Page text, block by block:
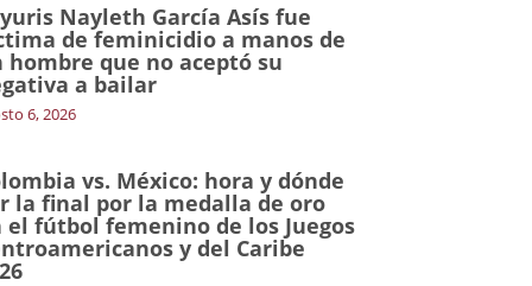
Nayleth García Asís fue
de feminicidio a manos de
hombre que no aceptó su
a bailar
6, 2026
vs. México: hora y dónde
la final por la medalla de oro
el fútbol femenino de los Juegos
y del Caribe